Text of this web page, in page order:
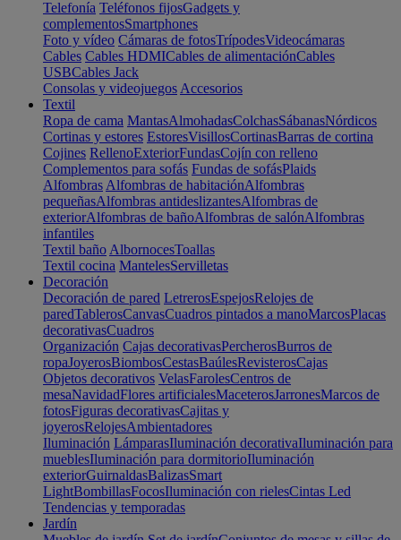
Telefonía Teléfonos fijosGadgets y
complementosSmartphones
Foto y vídeo Cámaras de fotosTrípodesVideocámaras
Cables Cables HDMICables de alimentaciónCables
USBCables Jack
Consolas y videojuegos Accesorios
Textil
Ropa de cama MantasAlmohadasColchasSábanasNórdicos
Cortinas y estores EstoresVisillosCortinasBarras de cortina
Cojines RellenoExteriorFundasCojín con relleno
Complementos para sofás Fundas de sofásPlaids
Alfombras Alfombras de habitaciónAlfombras
pequeñasAlfombras antideslizantesAlfombras de
exteriorAlfombras de bañoAlfombras de salónAlfombras
infantiles
Textil baño AlbornocesToallas
Textil cocina MantelesServilletas
Decoración
Decoración de pared LetrerosEspejosRelojes de
paredTablerosCanvasCuadros pintados a manoMarcosPlacas
decorativasCuadros
Organización Cajas decorativasPercherosBurros de
ropaJoyerosBiombosCestasBaúlesRevisterosCajas
Objetos decorativos VelasFarolesCentros de
mesaNavidadFlores artificialesMaceterosJarronesMarcos de
fotosFiguras decorativasCajitas y
joyerosRelojesAmbientadores
Iluminación LámparasIluminación decorativaIluminación para
mueblesIluminación para dormitorioIluminación
exteriorGuirnaldasBalizasSmart
LightBombillasFocosIluminación con rielesCintas Led
Tendencias y temporadas
Jardín